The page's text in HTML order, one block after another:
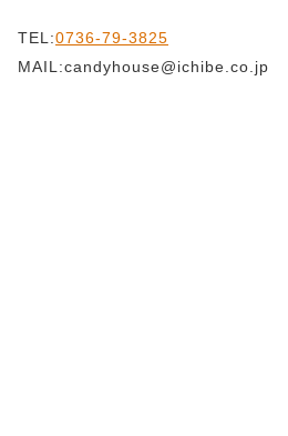
TEL:0736-79-3825
MAIL:candyhouse@ichibe.co.jp